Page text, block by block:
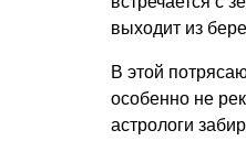
выходит из
В этой
особенно не
астрологи